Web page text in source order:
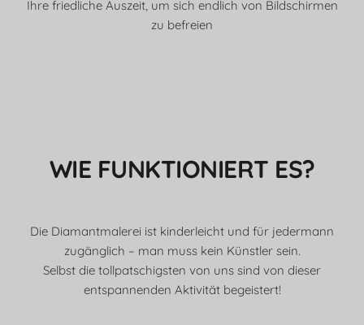
Ihre friedliche Auszeit, um sich endlich von Bildschirmen
zu befreien
WIE FUNKTIONIERT ES?
Die Diamantmalerei ist kinderleicht und für jedermann
zugänglich – man muss kein Künstler sein.
Selbst die tollpatschigsten von uns sind von dieser
entspannenden Aktivität begeistert!